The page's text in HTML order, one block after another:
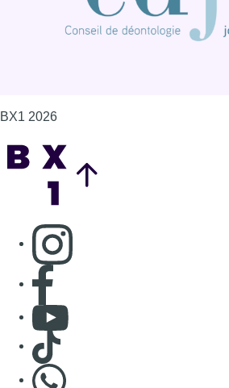
Consulter page Instagram
S'abonner à notre newsletter
Connaître BX1
Publicité
Offres d'emploi
Contact
Mentions légales
Politique de cookies (UE)
Gérer les cookies